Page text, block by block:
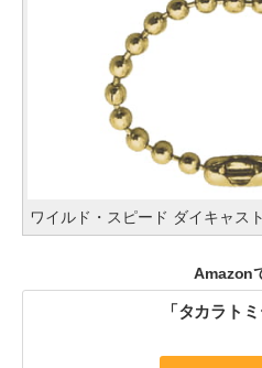
ワイルド・スピード ダイキャス
Amazon
「タカラト